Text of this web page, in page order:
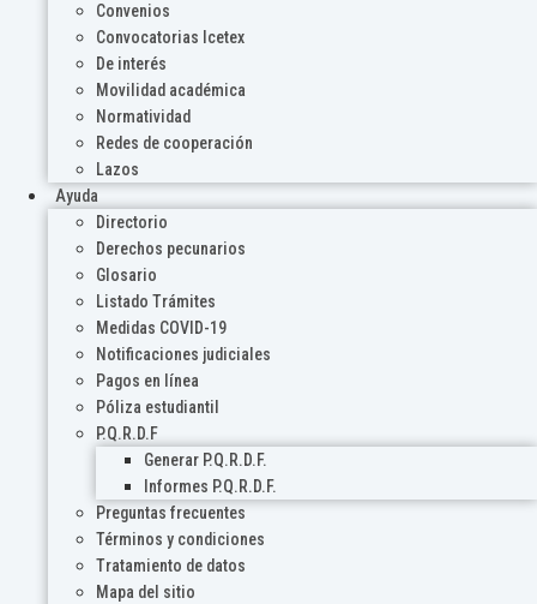
Convenios
Convocatorias Icetex
De interés
Movilidad académica
Normatividad
Redes de cooperación
Lazos
Ayuda
Directorio
Derechos pecunarios
Glosario
Listado Trámites
Medidas COVID-19
Notificaciones judiciales
Pagos en línea
Póliza estudiantil
P.Q.R.D.F
Generar P.Q.R.D.F.
Informes P.Q.R.D.F.
Preguntas frecuentes
Términos y condiciones
Tratamiento de datos
Mapa del sitio